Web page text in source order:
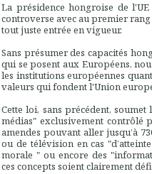
La présidence hongroise de
controverse avec au premier
tout juste entrée en vigueur.
Sans présumer des capacités
qui se posent aux Européens,
les institutions européennes
valeurs qui fondent l'Union
Cette loi, sans précédent,
médias" exclusivement
amendes pouvant aller jusqu’à
ou de télévision en cas
morale " ou encore des
ces concepts soient clairement